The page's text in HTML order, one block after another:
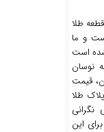
قطعه طلا
و ما
است
نوسان
قیمت
طلا
این